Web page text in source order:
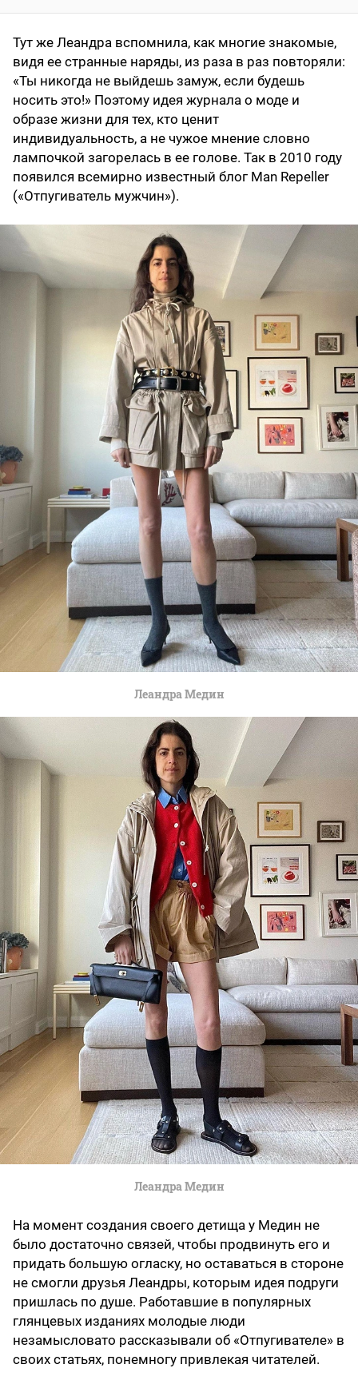
Тут же Леандра вспомнила, как многие знакомые,
видя ее странные наряды, из раза в раз повторяли:
«Ты никогда не выйдешь замуж, если будешь
носить это!» Поэтому идея журнала о моде и
образе жизни для тех, кто ценит
индивидуальность, а не чужое мнение словно
лампочкой загорелась в ее голове. Так в 2010 году
появился всемирно известный блог Man Repeller
(«Отпугиватель мужчин»).
Леандра Медин
Леандра Медин
На момент создания своего детища у Медин не
было достаточно связей, чтобы продвинуть его и
придать большую огласку, но оставаться в стороне
не смогли друзья Леандры, которым идея подруги
пришлась по душе. Работавшие в популярных
глянцевых изданиях молодые люди
незамысловато рассказывали об «Отпугивателе» в
своих статьях, понемногу привлекая читателей.